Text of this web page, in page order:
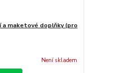
a maketové doplňky (pro
Není skladem